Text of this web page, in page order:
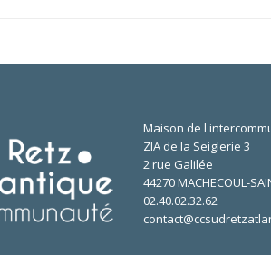
Maison de
ZIA de la Seiglerie 3
2 rue Galilée
44270 MACHECOUL-
02.40.02.32.62